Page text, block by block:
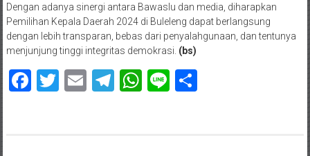
Dengan adanya sinergi antara Bawaslu dan media, diharapkan
Pemilihan Kepala Daerah 2024 di Buleleng dapat berlangsung
dengan lebih transparan, bebas dari penyalahgunaan, dan tentunya
menjunjung tinggi integritas demokrasi. (bs)
Facebook
Twitter
EmailTelegram
WhatsApp
LineShare